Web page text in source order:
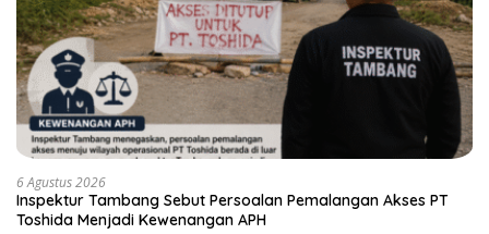
6 Agustus 2026
Inspektur Tambang Sebut Persoalan Pemalangan Akses PT
Toshida Menjadi Kewenangan APH